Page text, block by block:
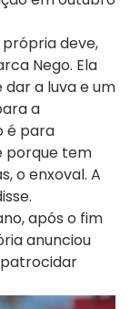
deve,
Nego. Ela
a luva e um
a
é para
porque tem
o enxoval. A
após o fim
anunciou